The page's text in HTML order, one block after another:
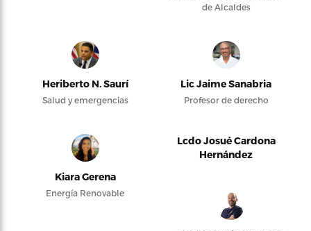
de Alcaldes
Heriberto N. Saurí
Salud y emergencias
Lic Jaime Sanabria
Profesor de derecho
Kiara Gerena
Energía Renovable
Lcdo Josué Cardona
Hernández